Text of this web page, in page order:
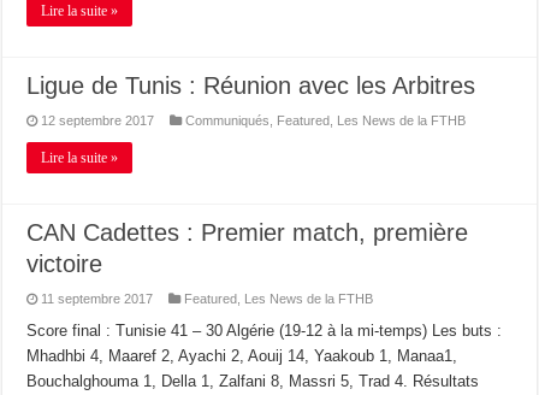
Lire la suite »
Ligue de Tunis : Réunion avec les Arbitres
12 septembre 2017 Communiqués Featured Les News de la FTHB
Lire la suite »
CAN Cadettes : Premier match, première
victoire
11 septembre 2017 Featured Les News de la FTHB
Score final : Tunisie 41 – 30 Algérie (19-12 à la mi-temps) Les buts :
Mhadhbi 4, Maaref 2, Ayachi 2, Aouij 14, Yaakoub 1, Manaa1,
Bouchalghouma 1, Della 1, Zalfani 8, Massri 5, Trad 4. Résultats